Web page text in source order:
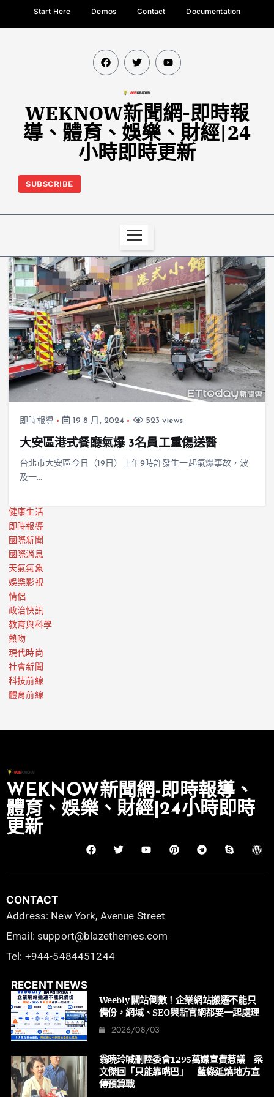
Start Here Demos Contact Documentation
WEKNOW新聞網-即時報
導、體育、娛樂、財經|24
小時即時更新
SUBSCRIBE
即時報導 19 8 月, 2024 523 views
大安區港式餐廳氣爆 3名員工重傷送醫
台北市大安區今日（19日）上午9時許發生一起氣爆事故，波
及一…
健康生活
即時報導
國際新聞
國際消息
天氣氣象
娛樂影視
情侶
政治快訊
教育與科學
熱吻
現代時尚
社會新聞
科技前線
體育前線
WEKNOW新聞網-即時報導、
體育、娛樂、財經|24小時即時
更新
CONTACT
Address: New York, Avenue Street
Email: support@blazethemes.com
Tel: +944-5484451244
RECENT NEWS
Weebly 關站倒數！企業網站搬遷不能只
備份，網域、SEO與新官網都要一起處理
2026/08/03
翁曉玲喊刪陸委會1295萬媒宣費惹議 梁
文傑回「只能靠嘴巴」 藍綠延燒地方宣
傳預算戰